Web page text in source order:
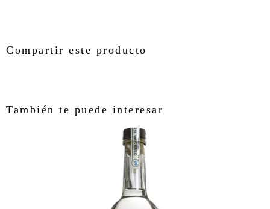
Compartir este producto
También te puede interesar